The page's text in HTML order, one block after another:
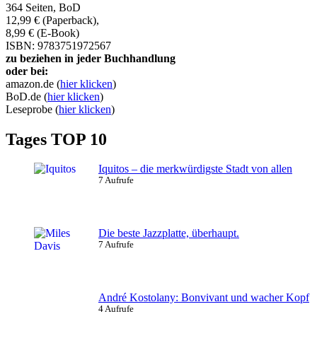
364 Seiten, BoD
12,99 € (Paperback),
8,99 € (E-Book)
ISBN: 9783751972567
zu beziehen in jeder Buchhandlung
oder bei:
amazon.de (hier klicken)
BoD.de (hier klicken)
Leseprobe (hier klicken)
Tages TOP 10
Iquitos – die merkwürdigste Stadt von allen
7 Aufrufe
Die beste Jazzplatte, überhaupt.
7 Aufrufe
André Kostolany: Bonvivant und wacher Kopf
4 Aufrufe